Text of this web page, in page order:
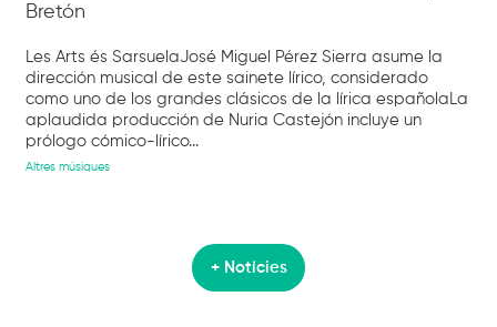
Bretón
Les Arts és SarsuelaJosé Miguel Pérez Sierra asume la
dirección musical de este sainete lírico, considerado
como uno de los grandes clásicos de la lírica españolaLa
aplaudida producción de Nuria Castejón incluye un
prólogo cómico-lírico...
Altres músiques
+ Notícies